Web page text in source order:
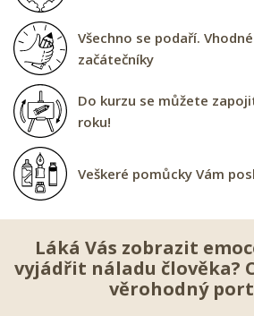
Všechno se podaří.
začátečníky
Do kurzu se můžete
roku!
Veškeré pomůcky Vám
Láká Vás zobrazit
vyjádřit náladu člověka?
věrohodný